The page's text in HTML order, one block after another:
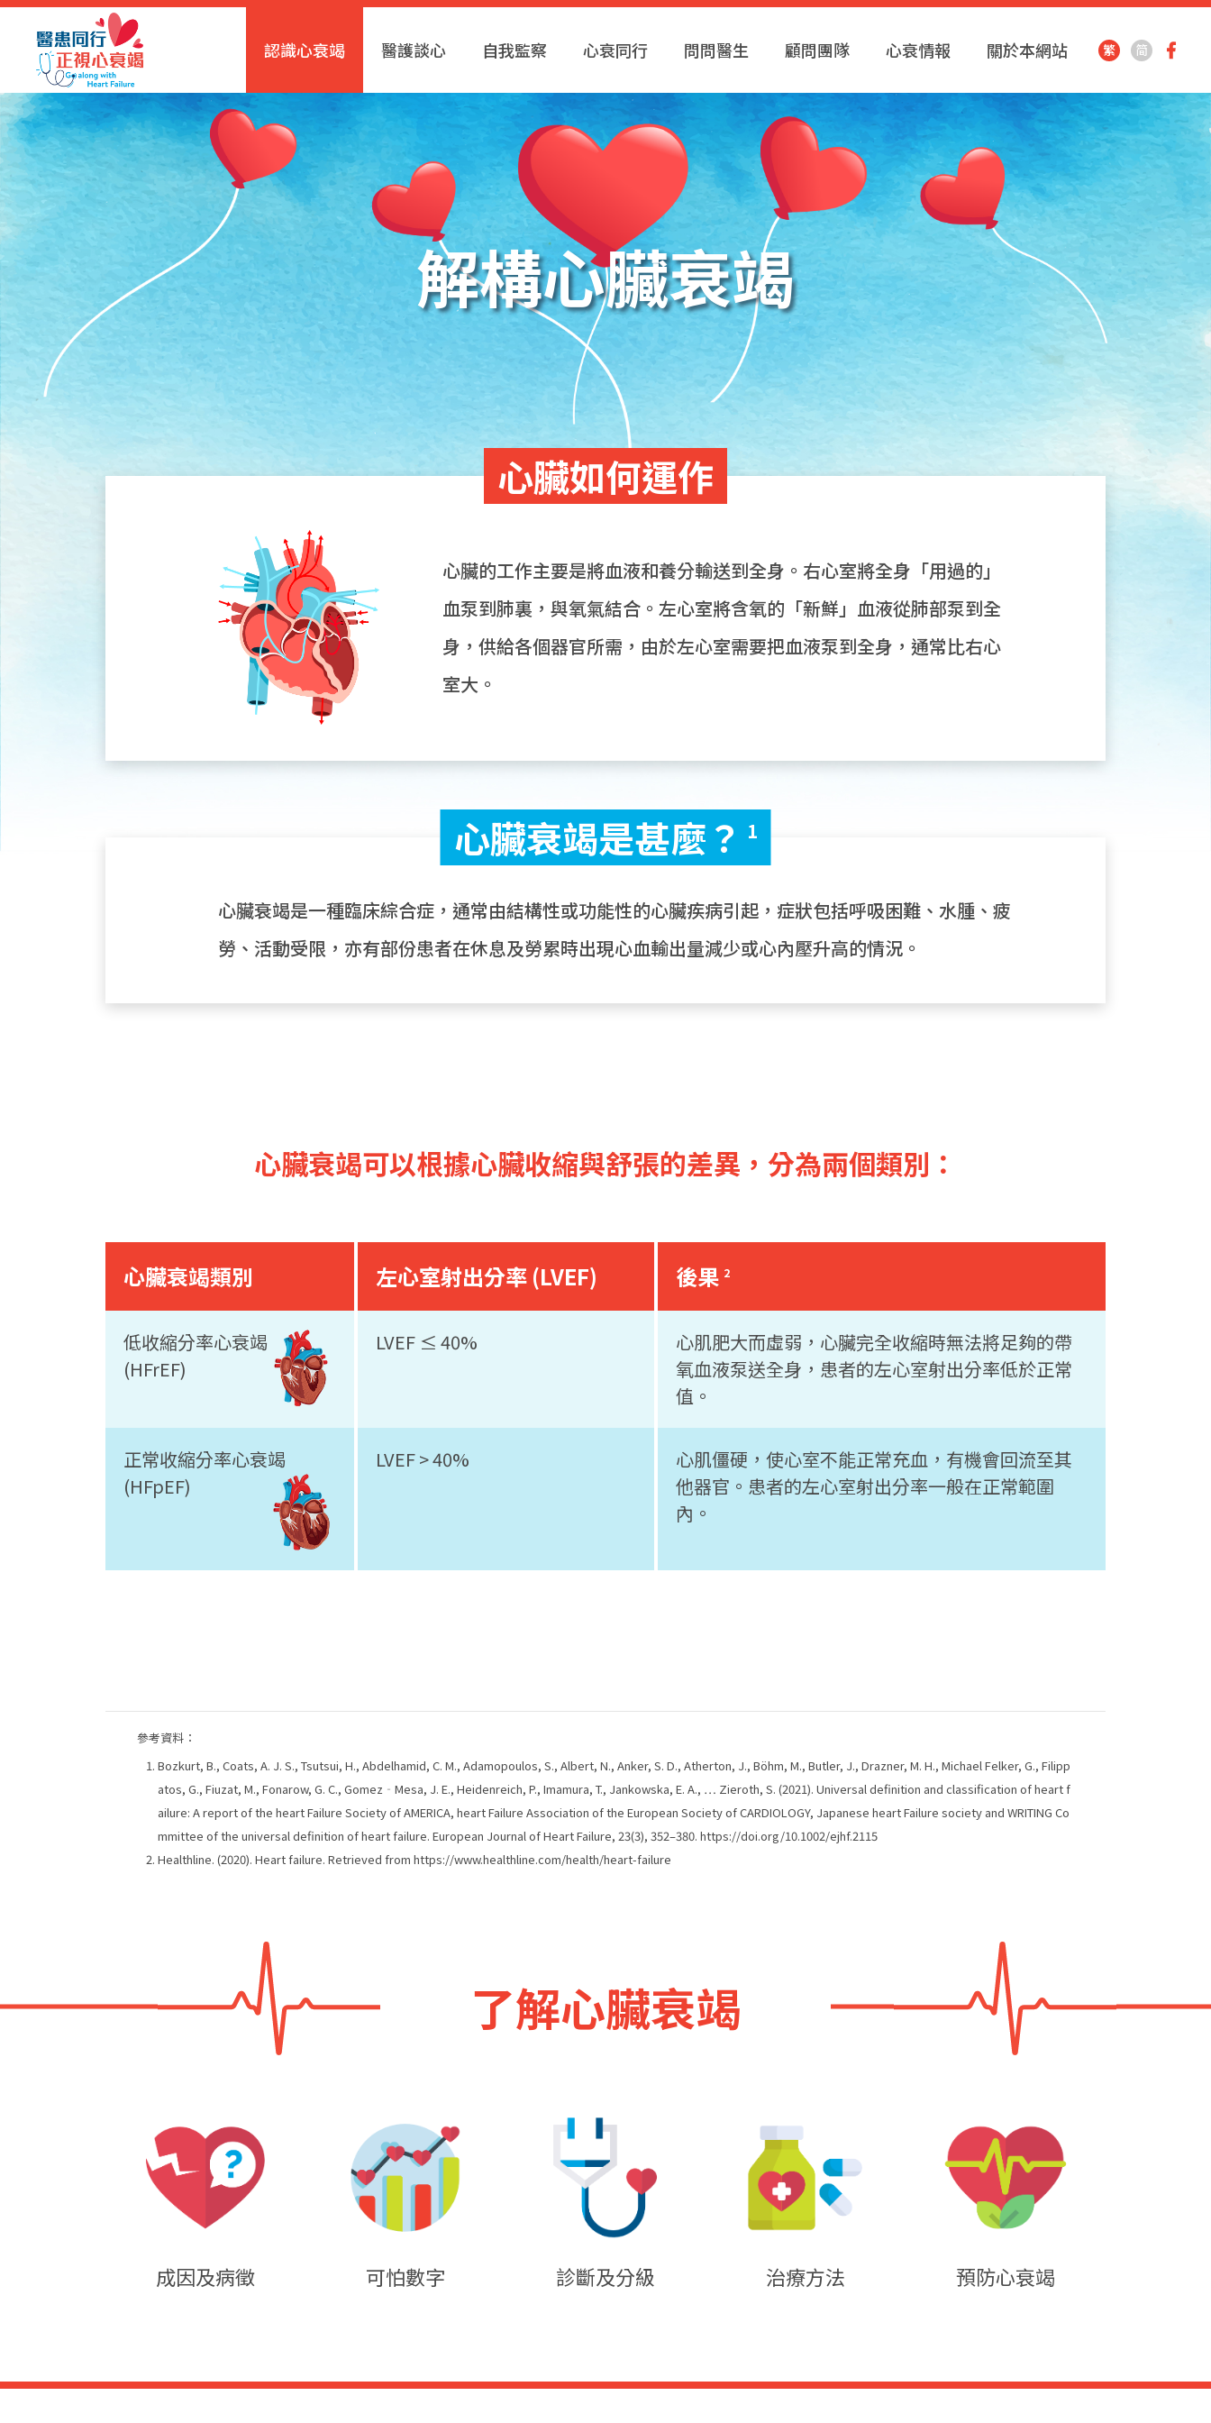
認識心衰竭 醫護談心 自我監察 心衰同行 問問醫生 顧問團隊 心衰情報 關於本網站 繁 简
解構心臟衰竭
心臟如何運作
心臟的工作主要是將血液和養分輸送到全身。右心室將全身「用過的」
血泵到肺裏，與氧氣結合。左心室將含氧的「新鮮」血液從肺部泵到全
身，供給各個器官所需，由於左心室需要把血液泵到全身，通常比右心
室大。
心臟衰竭是甚麼？ 1
心臟衰竭是一種臨床綜合症，通常由結構性或功能性的心臟疾病引起，症狀包括呼吸困難、水腫、疲
勞、活動受限，亦有部份患者在休息及勞累時出現心血輸出量減少或心內壓升高的情況。
心臟衰竭可以根據心臟收縮與舒張的差異，分為兩個類別：
心臟衰竭類別 左心室射出分率 (LVEF) 後果 2
低收縮分率心衰竭
(HFrEF)
LVEF ≤ 40%
心肌肥大而虛弱，心臟完全收縮時無法將足夠的帶
氧血液泵送全身，患者的左心室射出分率低於正常
值。
正常收縮分率心衰竭
(HFpEF)
LVEF > 40%
心肌僵硬，使心室不能正常充血，有機會回流至其
他器官。患者的左心室射出分率一般在正常範圍
內。
參考資料：
Bozkurt, B., Coats, A. J. S., Tsutsui, H., Abdelhamid, C. M., Adamopoulos, S., Albert, N., Anker, S. D., Atherton, J., Böhm, M., Butler, J., Drazner, M. H., Michael Felker, G., Filipp
atos, G., Fiuzat, M., Fonarow, G. C., Gomez‐Mesa, J. E., Heidenreich, P., Imamura, T., Jankowska, E. A., … Zieroth, S. (2021). Universal definition and classification of heart f
ailure: A report of the heart Failure Society of AMERICA, heart Failure Association of the European Society of CARDIOLOGY, Japanese heart Failure society and WRITING Co
mmittee of the universal definition of heart failure. European Journal of Heart Failure, 23(3), 352–380. https://doi.org/10.1002/ejhf.2115
Healthline. (2020). Heart failure. Retrieved from https://www.healthline.com/health/heart-failure
了解心臟衰竭
成因及病徵 可怕數字 診斷及分級 治療方法 預防心衰竭